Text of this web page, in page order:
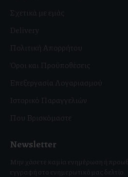
Σχετικά με εμάς
Delivery
Πολιτική Απορρήτου
Όροι και Προϋποθέσεις
Επεξεργασία Λογαριασμού
Ιστορικό Παραγγελιών
Που Βρισκόμαστε
Newsletter
Μην χάσετε καμία ενημέρωση ή
εγγραφή στο ενημερωτικό μας δελτίο.